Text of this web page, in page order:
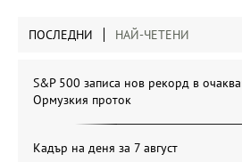
ПОСЛЕДНИ НАЙ-ЧЕТЕНИ
S&P 500 записа нов рекорд в
Ормузкия проток
Кадър на деня за 7 август